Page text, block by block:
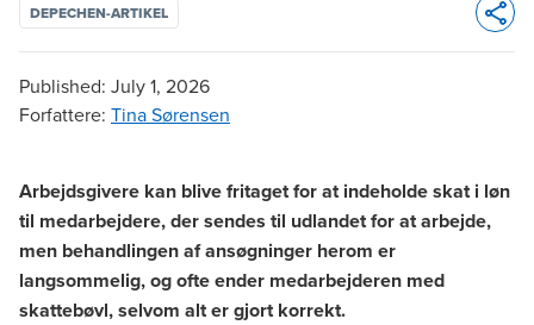
DEPECHEN-ARTIKEL
Published: July 1, 2026
Forfattere: Tina Sørensen
Arbejdsgivere kan blive fritaget for at indeholde skat i løn
til medarbejdere, der sendes til udlandet for at arbejde,
men behandlingen af ansøgninger herom er
langsommelig, og ofte ender medarbejderen med
skattebøvl, selvom alt er gjort korrekt.